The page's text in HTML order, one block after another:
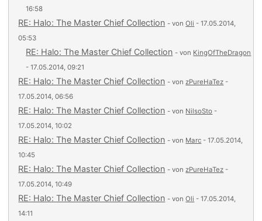
16:58
RE: Halo: The Master Chief Collection - vonOli - 17.05.2014,
05:53
RE: Halo: The Master Chief Collection - von KingOfTheDragon
- 17.05.2014, 09:21
RE: Halo: The Master Chief Collection - vonzPureHaTez -
17.05.2014, 06:56
RE: Halo: The Master Chief Collection - von NilsoSto -
17.05.2014, 10:02
RE: Halo: The Master Chief Collection - von Marc - 17.05.2014,
10:45
RE: Halo: The Master Chief Collection - vonzPureHaTez -
17.05.2014, 10:49
RE: Halo: The Master Chief Collection - vonOli - 17.05.2014,
14:11